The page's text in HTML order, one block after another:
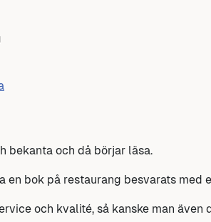
bekanta och då börjar läsa.
bok på restaurang besvarats med
och kvalité, så kanske man även